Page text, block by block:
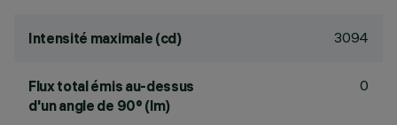
Intensité maximale (cd) 3094
Flux total émis au-dessus
d'un angle de 90° (lm)
0